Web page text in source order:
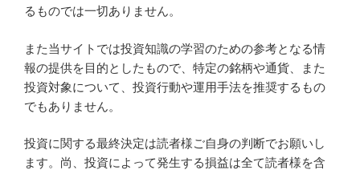
るものでは一切ありません。
また当サイトでは投資知識の学習のための参考となる情
報の提供を目的としたもので、特定の銘柄や通貨、また
投資対象について、投資行動や運用手法を推奨するもの
でもありません。
投資に関する最終決定は読者様ご自身の判断でお願いし
ます。尚、投資によって発生する損益は全て読者様を含